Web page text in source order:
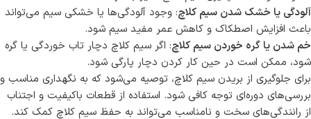
آلودگی یا خشک شدن سیم کلاچ: وجود آلودگی‌ها یا خشکی سیم می‌تواند
باعث افزایش اصطکاک و کاهش عمر مفید سیم شود.
خم شدن یا گره خوردن سیم کلاچ: اگر سیم کلاچ دچار تاب خوردگی یا گره
شود، ممکن است در حین کار کردن دچار پارگی شود.
برای جلوگیری از بریدن سیم کلاچ، توصیه می‌شود که به نگهداری مناسب و
بررسی‌های دوره‌ای توجه کافی شود. استفاده از قطعات باکیفیت و اجتناب
از رانندگی‌های سخت و نامناسب می‌تواند به حفظ سیم کلاچ کمک کند.